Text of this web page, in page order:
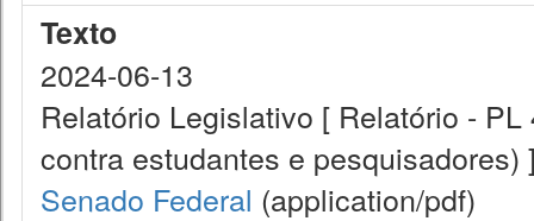
Texto
2024-06-13
Relatório Legislativo [ Relatório -
contra estudantes e pesquisadores)
Senado Federal (application/pdf)